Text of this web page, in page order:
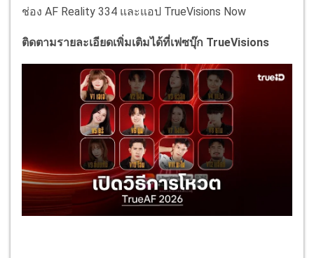
ช่อง AF Reality 334 และแอป TrueVisions Now
ติดตามรายละเอียดเพิ่มเติมได้ที่เฟซบุ๊ก TrueVisions